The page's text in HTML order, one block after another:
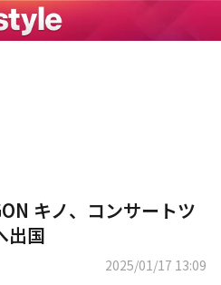
キノ、コンサートツ
出国
2025/01/17 13:09